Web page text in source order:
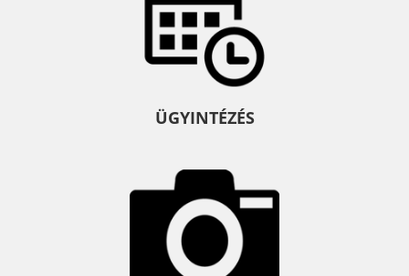
ÜGYINTÉZÉS